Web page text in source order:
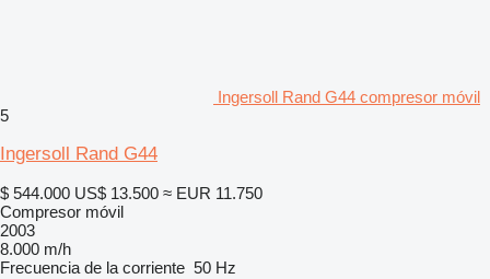
Ingersoll Rand G44 compresor móvil
5
Ingersoll Rand G44
$ 544.000 US$ 13.500 ≈ EUR 11.750
Compresor móvil
2003
8.000 m/h
Frecuencia de la corriente 50 Hz